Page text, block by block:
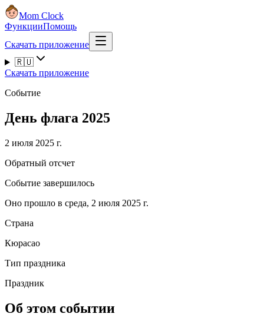
Mom Clock
ФункцииПомощь
Скачать приложение
🇷🇺
Скачать приложение
Событие
День флага 2025
2 июля 2025 г.
Обратный отсчет
Событие завершилось
Оно прошло в среда, 2 июля 2025 г.
Страна
Кюрасао
Тип праздника
Праздник
Об этом событии